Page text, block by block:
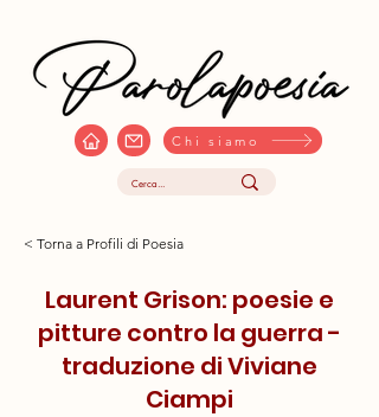
Chi siamo
< Torna a Profili di Poesia
Laurent Grison: poesie e
pitture contro la guerra -
traduzione di Viviane
Ciampi